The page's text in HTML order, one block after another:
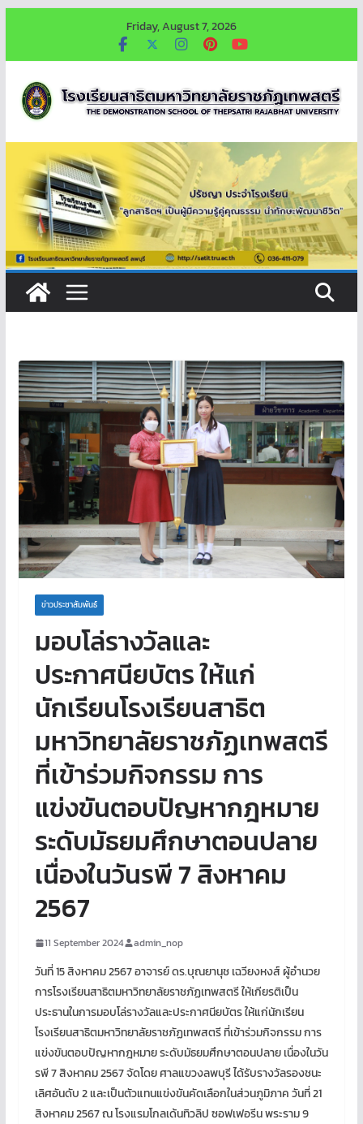
content
Friday, August 7, 2026
ข่าวประชาสัมพันธ์
มอบโล่รางวัลและ
ประกาศนียบัตร ให้แก่
นักเรียนโรงเรียนสาธิต
มหาวิทยาลัยราชภัฏเทพสตรี
ที่เข้าร่วมกิจกรรม การ
แข่งขันตอบปัญหากฎหมาย
ระดับมัธยมศึกษาตอนปลาย
เนื่องในวันรพี 7 สิงหาคม
2567
11 September 2024 admin_nop
วันที่ 15 สิงหาคม 2567 อาจารย์ ดร.บุณยานุช เฉวียงหงส์ ผู้อำนวย
การโรงเรียนสาธิตมหาวิทยาลัยราชภัฏเทพสตรี ให้เกียรติเป็น
ประธานในการมอบโล่รางวัลและประกาศนียบัตร ให้แก่นักเรียน
โรงเรียนสาธิตมหาวิทยาลัยราชภัฏเทพสตรี ที่เข้าร่วมกิจกรรม การ
แข่งขันตอบปัญหากฎหมาย ระดับมัธยมศึกษาตอนปลาย เนื่องในวัน
รพี 7 สิงหาคม 2567 จัดโดย ศาลแขวงลพบุรี ได้รับรางวัลรองชนะ
เลิศอันดับ 2 และเป็นตัวแทนแข่งขันคัดเลือกในส่วนภูมิภาค วันที่ 21
สิงหาคม 2567 ณ โรงแรมโกลเด้นทิวลิป ซอฟเฟอรีน พระราม 9